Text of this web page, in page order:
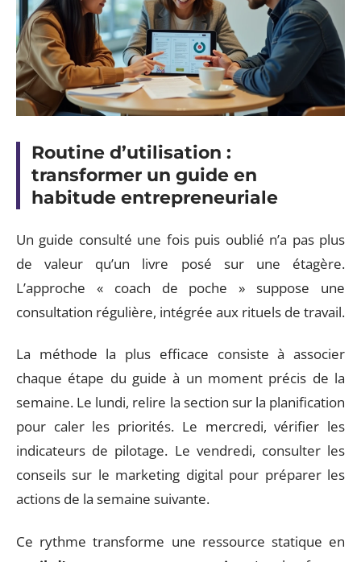
Routine d’utilisation :
transformer un guide en
habitude entrepreneuriale
Un guide consulté une fois puis oublié n’a pas plus
de valeur qu’un livre posé sur une étagère.
L’approche « coach de poche » suppose une
consultation régulière, intégrée aux rituels de travail.
La méthode la plus efficace consiste à associer
chaque étape du guide à un moment précis de la
semaine. Le lundi, relire la section sur la planification
pour caler les priorités. Le mercredi, vérifier les
indicateurs de pilotage. Le vendredi, consulter les
conseils sur le marketing digital pour préparer les
actions de la semaine suivante.
Ce rythme transforme une ressource statique en